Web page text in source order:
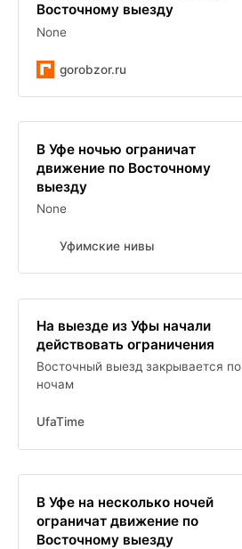
Восточному выезду
None
gorobzor.ru
В Уфе ночью ограничат
движение по Восточному
выезду
None
Уфимские нивы
На выезде из Уфы начали
действовать ограничения
Восточный выезд закрывается по
ночам
UfaTime
В Уфе на несколько ночей
ограничат движение по
Восточному выезду